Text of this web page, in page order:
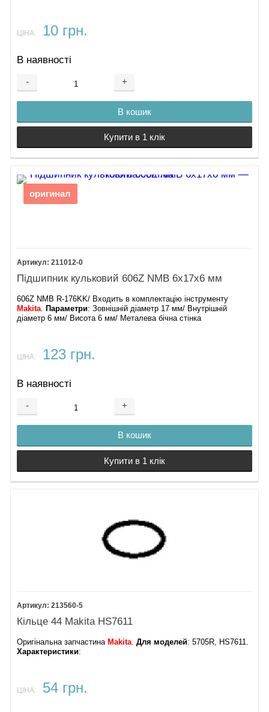
ЦІНА: 10 грн.
В наявності
- +
В кошик
Купити в 1 клік
оригинал
211012-0
Підшипник кульковий 606Z NMB 6х17х6 мм
606Z NMB R-176KK/ Входить в комплектацію інструменту
Makita. Параметри: Зовнішній діаметр 17 мм/ Внутрішній
діаметр 6 мм/ Висота 6 мм/ Металева бічна стінка
ЦІНА: 123 грн.
В наявності
- +
В кошик
Купити в 1 клік
213560-5
Кільце 44 Makita HS7611
Оригінальна запчастина Makita.Для моделей: 5705R, HS7611.
Характеристики:
ЦІНА: 54 грн.